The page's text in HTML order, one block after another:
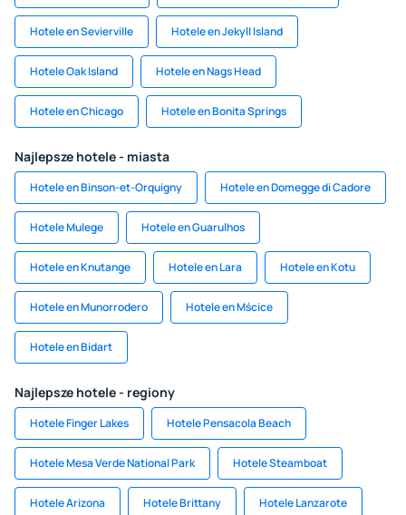
Hotele en Sevierville Hotele en Jekyll Island
Hotele Oak Island Hotele en Nags Head
Hotele en Chicago Hotele en Bonita Springs
Najlepsze hotele - miasta
Hotele en Binson-et-Orquigny Hotele en Domegge di Cadore
Hotele Mulege Hotele en Guarulhos
Hotele en Knutange Hotele en Lara Hotele en Kotu
Hotele en Munorrodero Hotele en Mścice
Hotele en Bidart
Najlepsze hotele - regiony
Hotele Finger Lakes Hotele Pensacola Beach
Hotele Mesa Verde National Park Hotele Steamboat
Hotele Arizona Hotele Brittany Hotele Lanzarote